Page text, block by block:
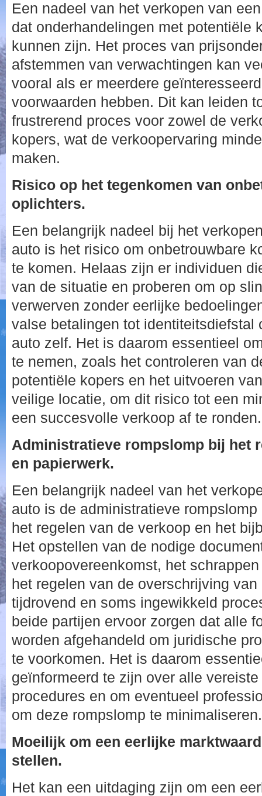
Een nadeel van het verkopen van
dat onderhandelingen met potentiële
kunnen zijn. Het proces van
afstemmen van verwachtingen kan
vooral als er meerdere
voorwaarden hebben. Dit kan leiden
frustrerend proces voor zowel de
kopers, wat de verkoopervaring
maken.
Risico op het tegenkomen van
oplichters.
Een belangrijk nadeel bij het
auto is het risico om onbetrouwbare
te komen. Helaas zijn er individuen
van de situatie en proberen om op
verwerven zonder eerlijke
valse betalingen tot identiteitsdiefstal
auto zelf. Het is daarom essentieel
te nemen, zoals het controleren van
potentiële kopers en het uitvoeren
veilige locatie, om dit risico tot een
een succesvolle verkoop af te ronden.
Administratieve rompslomp bij het
en papierwerk.
Een belangrijk nadeel van het
auto is de administratieve
het regelen van de verkoop en het
Het opstellen van de nodige
verkoopovereenkomst, het
het regelen van de overschrijving
tijdrovend en soms ingewikkeld
beide partijen ervoor zorgen dat alle
worden afgehandeld om juridische
te voorkomen. Het is daarom
geïnformeerd te zijn over alle
procedures en om eventueel
om deze rompslomp te minimaliseren.
Moeilijk om een eerlijke
stellen.
Het kan een uitdaging zijn om een